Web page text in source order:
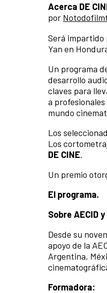
Acerca DE
por
Será impartido
Yan en
Un programa
desarrollo
claves para
a
mundo
Los
Los
DE CINE.
Un premio
El programa.
Sobre AECID
Desde su
apoyo de la
Argentina,
Formadora: